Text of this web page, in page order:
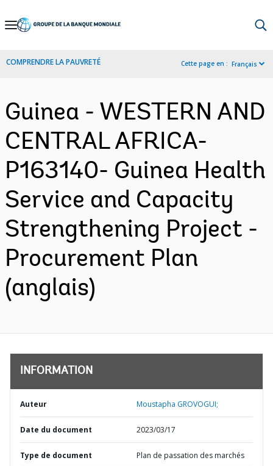
Skip
Navigation
COMPRENDRE LA PAUVRETÉ Cette page en : Français
Guinea - WESTERN AND
CENTRAL AFRICA-
P163140- Guinea Health
Service and Capacity
Strengthening Project -
Procurement Plan
(anglais)
INFORMATION
Auteur Moustapha GROVOGUI;
Date du document 2023/03/17
Type de document Plan de passation des marchés